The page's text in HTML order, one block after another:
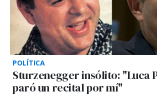
POLÍTICA
Sturzenegger insólito: "Luca
paró un recital por mí"